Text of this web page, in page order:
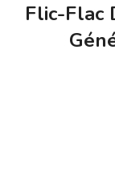
Flic-Flac